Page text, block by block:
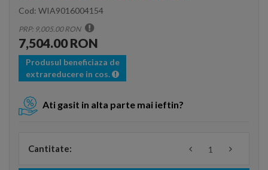
Cod: WIA9016004154
PRP: 9,005.00 RON
7,504.00 RON
Produsul beneficiaza de
extrareducere in cos.
Ati gasit in alta parte mai ieftin?
Cantitate: